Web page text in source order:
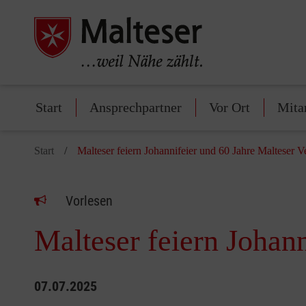
Start Ansprechpartner Vor Ort
Start Malteser feiern Johannifeier und 60 Jahre Malteser
Vorlesen
Malteser feiern
07.07.2025